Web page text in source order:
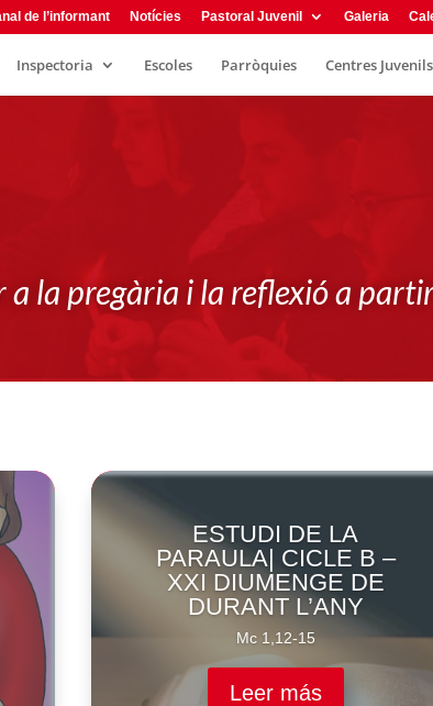
de l’informant Notícies Pastoral Juvenil Galeria
Inspectoria Escoles Parròquies Centres Juvenils
la pregària i la reflexió a
ESTUDI DE LA
PARAULA| CICLE B –
XXI DIUMENGE DE
DURANT L’ANY
Mc 1,12-15
Leer más